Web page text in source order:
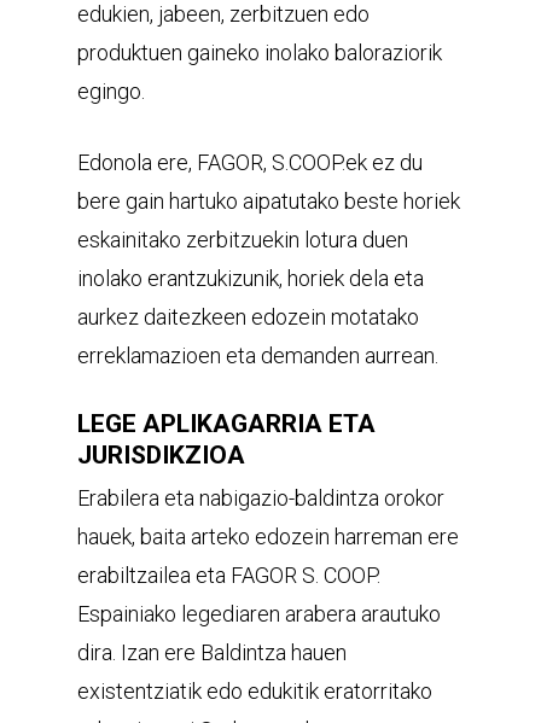
edukien, jabeen, zerbitzuen edo
produktuen gaineko inolako baloraziorik
egingo.
Edonola ere, FAGOR, S.COOP.ek ez du
bere gain hartuko aipatutako beste horiek
eskainitako zerbitzuekin lotura duen
inolako erantzukizunik, horiek dela eta
aurkez daitezkeen edozein motatako
erreklamazioen eta demanden aurrean.
LEGE APLIKAGARRIA ETA
JURISDIKZIOA
Erabilera eta nabigazio-baldintza orokor
hauek, baita arteko edozein harreman ere
erabiltzailea eta FAGOR S. COOP.
Espainiako legediaren arabera arautuko
dira. Izan ere Baldintza hauen
existentziatik edo edukitik eratorritako